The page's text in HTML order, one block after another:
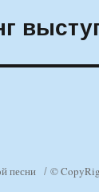
песни ©